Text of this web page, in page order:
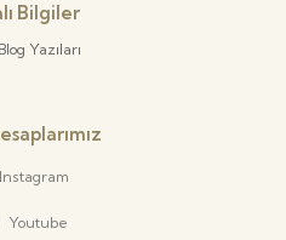
Bilgiler
Yazıları
Instagram
Youtube